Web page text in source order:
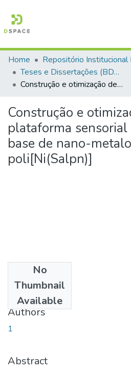
Communities & Collections
All of DSpace
Statistics
Home
Teses e Dissertações (BDTD USP)
Construção e otimização de uma plataforma sensorial eletroquímica a base de nano-metalopolimero poli[Ni(Salpn)]
Construção e
plataforma
base de nano-
poli[Ni(Salpn)]
No
Thumbnail
Available
2018-05-24
Authors
1
Abstract